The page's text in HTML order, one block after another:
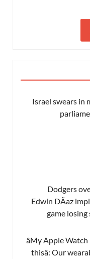
Israel swears in
Dodgers
Edwin DÃ­az
game
âMy Apple
thisâ: Our